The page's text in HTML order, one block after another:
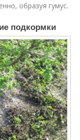
образуя гумус.
подкормки